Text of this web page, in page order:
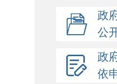
政
公
政
依申